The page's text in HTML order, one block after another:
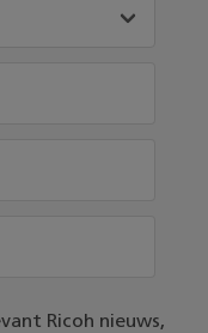
Ricoh nieuws,